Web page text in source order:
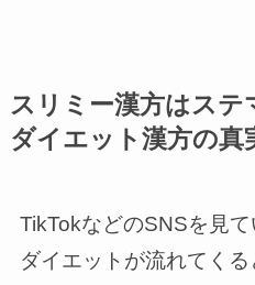
スリミー漢方はステ
ダイエット漢方の真
TikTokなどのSNSを見
ダイエットが流れてくる